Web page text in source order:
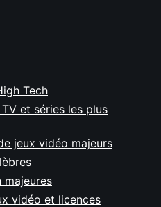
Tech
et séries les plus
jeux vidéo majeurs
majeures
vidéo et licences